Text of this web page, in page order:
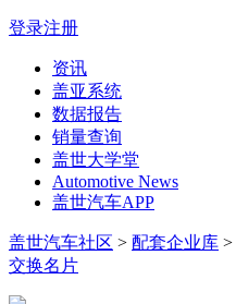
登录注册
资讯
盖亚系统
数据报告
销量查询
盖世大学堂
Automotive News
盖世汽车APP
盖世汽车社区 > 配套企业库 >
交换名片